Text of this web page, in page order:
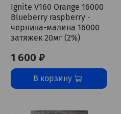
Ignite V160 Orange 16000
Blueberry raspberry -
черника-малина 16000
затяжек 20мг (2%)
1 600 ₽
В корзину